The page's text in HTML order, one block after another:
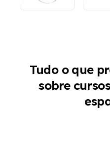
Tudo o que
sobre